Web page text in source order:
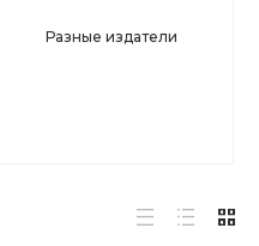
Разные издатели